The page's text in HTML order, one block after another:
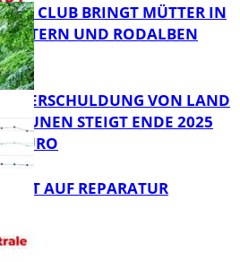
CLUB BRINGT MÜTTER IN
UND RODALBEN
VERSCHULDUNG VON LAND
STEIGT ENDE 2025
EURO
AUF REPARATUR